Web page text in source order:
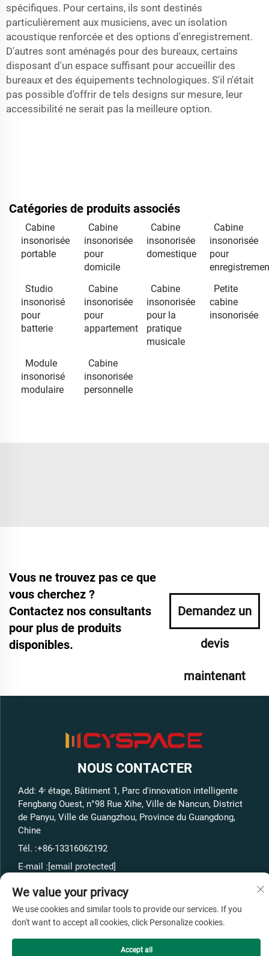
spécifiques. Pour certains, ils sont destinés
particulièrement aux musiciens, avec un isolation
acoustique renforcée et des options d'enregistrement.
D'autres sont aménagés pour des bureaux, certains
disposant d'un espace suffisant pour accueillir des
bureaux et des équipements technologiques. S'il n'était
pas possible d'offrir de tels designs sur mesure, leur
accessibilité ne serait pas la meilleure option.
Catégories de produits associés
Cabine
insonorisée
portable
Cabine
insonorisée
pour
domicile
Cabine
insonorisée
domestique
Cabine
insonorisée
pour
Studio
insonorisé
pour
batterie
Cabine
insonorisée
pour
appartement
Cabine
insonorisée
pour la
pratique
musicale
Petite
cabine
insonorisée
Module
insonorisé
modulaire
Cabine
insonorisée
personnelle
Vous ne trouvez pas ce que
vous cherchez ?
Contactez nos consultants
pour plus de produits
disponibles.
Demandez un
devis
maintenant
NOUS CONTACTER
Add: 4ᵉ étage, Bâtiment 1, Parc d'innovation intelligente
Fengbang Ouest, n°98 Rue Xihe, Ville de Nancun, District
de Panyu, Ville de Guangzhou, Province du Guangdong,
Chine
Tél. :+86-13316062192
E-mail :[email protected]
Copyright © GuangZhou Cyspace Intelligent Equipment Co.,Ltd
Tous droits réservés -Politique de confidentialité-
We value your privacy
We use cookies and similar tools to provide our services. If you
don't want to accept all cookies, click Personalize cookies.
Accept all